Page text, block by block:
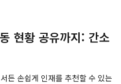
현황 공유까지: 간소
든 손쉽게 인재를 추천할 수 있는